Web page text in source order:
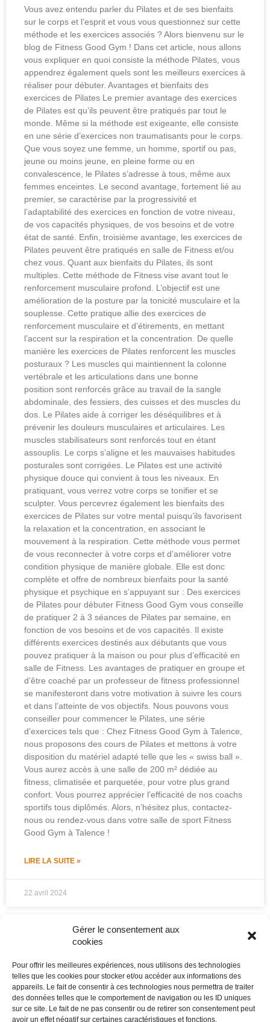
Gérer le consentement aux
cookies
Pour offrir les meilleures expériences, nous utilisons des technologies
telles que les cookies pour stocker et/ou accéder aux informations des
appareils. Le fait de consentir à ces technologies nous permettra de traiter
des données telles que le comportement de navigation ou les ID uniques
sur ce site. Le fait de ne pas consentir ou de retirer son consentement peut
avoir un effet négatif sur certaines caractéristiques et fonctions.
Vous avez entendu parler du Pilates et de ses bienfaits
sur le corps et l’esprit et vous vous questionnez sur cette
méthode et les exercices associés ? Alors bienvenu sur le
blog de Fitness Good Gym ! Dans cet article, nous allons
vous expliquer en quoi consiste la méthode Pilates, vous
appendrez également quels sont les meilleurs exercices à
réaliser pour débuter. Avantages et bienfaits des
exercices de Pilates Le premier avantage des exercices
de Pilates est qu’ils peuvent être pratiqués par tout le
monde. Même si la méthode est exigeante, elle consiste
en une série d’exercices non traumatisants pour le corps.
Que vous soyez une femme, un homme, sportif ou pas,
jeune ou moins jeune, en pleine forme ou en
convalescence, le Pilates s’adresse à tous, même aux
femmes enceintes. Le second avantage, fortement lié au
premier, se caractérise par la progressivité et
l’adaptabilité des exercices en fonction de votre niveau,
de vos capacités physiques, de vos besoins et de votre
état de santé. Enfin, troisième avantage, les exercices de
Pilates peuvent être pratiqués en salle de Fitness et/ou
chez vous. Quant aux bienfaits du Pilates, ils sont
multiples. Cette méthode de Fitness vise avant tout le
renforcement musculaire profond. L’objectif est une
amélioration de la posture par la tonicité musculaire et la
souplesse. Cette pratique allie des exercices de
renforcement musculaire et d’étirements, en mettant
l’accent sur la respiration et la concentration. De quelle
manière les exercices de Pilates renforcent les muscles
posturaux ? Les muscles qui maintiennent la colonne
vertébrale et les articulations dans une bonne
position sont renforcés grâce au travail de la sangle
abdominale, des fessiers, des cuisses et des muscles du
dos. Le Pilates aide à corriger les déséquilibres et à
prévenir les douleurs musculaires et articulaires. Les
muscles stabilisateurs sont renforcés tout en étant
assouplis. Le corps s’aligne et les mauvaises habitudes
posturales sont corrigées. Le Pilates est une activité
physique douce qui convient à tous les niveaux. En
pratiquant, vous verrez votre corps se tonifier et se
sculpter. Vous percevrez également les bienfaits des
exercices de Pilates sur votre mental puisqu’ils favorisent
la relaxation et la concentration, en associant le
mouvement à la respiration. Cette méthode vous permet
de vous reconnecter à votre corps et d’améliorer votre
condition physique de manière globale. Elle est donc
complète et offre de nombreux bienfaits pour la santé
physique et psychique en s’appuyant sur : Des exercices
de Pilates pour débuter Fitness Good Gym vous conseille
de pratiquer 2 à 3 séances de Pilates par semaine, en
fonction de vos besoins et de vos capacités. Il existe
différents exercices destinés aux débutants que vous
pouvez pratiquer à la maison ou pour plus d’efficacité en
salle de Fitness. Les avantages de pratiquer en groupe et
d’être coaché par un professeur de fitness professionnel
se manifesteront dans votre motivation à suivre les cours
et dans l’atteinte de vos objectifs. Nous pouvons vous
conseiller pour commencer le Pilates, une série
d’exercices tels que : Chez Fitness Good Gym à Talence,
nous proposons des cours de Pilates et mettons à votre
disposition du matériel adapté telle que les « swiss ball ».
Vous aurez accès à une salle de 200 m² dédiée au
fitness, climatisée et parquetée, pour votre plus grand
confort. Vous pourrez apprécier l’efficacité de nos coachs
sportifs tous diplômés. Alors, n’hésitez plus, contactez-
nous ou rendez-vous dans votre salle de sport Fitness
Good Gym à Talence !
LIRE LA SUITE »
22 avril 2024